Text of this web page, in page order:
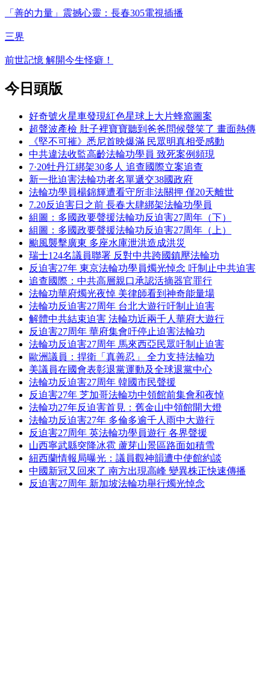
「善的力量」震撼心靈：長春305電視插播
三界
前世記憶 解開今生怪癖！
今日頭版
好奇號火星車發現紅色星球上大片蜂窩圖案
超聲波產檢 肚子裡寶寶聽到爸爸問候聲笑了 畫面熱傳
《堅不可摧》悉尼首映爆滿 民眾明真相受感動
中共違法收監高齡法輪功學員 致死案例頻現
7·20牡丹江綁架30多人 追查國際立案追查
新一批迫害法輪功者名單遞交38國政府
法輪功學員楊錦輝遭看守所非法關押 僅20天離世
7.20反迫害日之前 長春大肆綁架法輪功學員
組圖：多國政要聲援法輪功反迫害27周年（下）
組圖：多國政要聲援法輪功反迫害27周年（上）
颱風襲擊廣東 多座水庫泄洪造成洪災
瑞士124名議員聯署 反對中共跨國鎮壓法輪功
反迫害27年 東京法輪功學員燭光悼念 吁制止中共迫害
追查國際：中共高層親口承認活摘器官罪行
法輪功華府燭光夜悼 美律師看到神奇能量場
法輪功反迫害27周年 台北大遊行吁制止迫害
解體中共結束迫害 法輪功近兩千人華府大遊行
反迫害27周年 華府集會吁停止迫害法輪功
法輪功反迫害27周年 馬來西亞民眾吁制止迫害
歐洲議員：捍衛「真善忍」 全力支持法輪功
美議員在國會表彰退黨運動及全球退黨中心
法輪功反迫害27周年 韓國市民聲援
反迫害27年 芝加哥法輪功中領館前集會和夜悼
法輪功27年反迫害首見：舊金山中領館開大燈
法輪功反迫害27年 多倫多逾千人雨中大遊行
反迫害27周年 英法輪功學員遊行 各界聲援
山西寧武縣突降冰雹 蘆芽山景區路面如積雪
紐西蘭情報局曝光：議員觀神韻遭中使館約談
中國新冠又回來了 南方出現高峰 變異株正快速傳播
反迫害27周年 新加坡法輪功舉行燭光悼念